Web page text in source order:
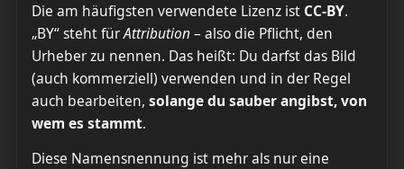
Die am häufigsten verwendete Lizenz ist CC-BY.
„BY“ steht fürAttribution– also die Pflicht, den
Urheber zu nennen. Das heißt: Du darfst das Bild
(auch kommerziell) verwenden und in der Regel
auch bearbeiten, solange du sauber angibst, von
wem es stammt.
Diese Namensnennung ist mehr als nur eine